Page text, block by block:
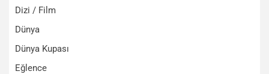
Dizi / Film
Dünya
Dünya Kupası
Eğlence